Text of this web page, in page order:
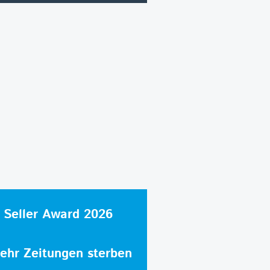
Award 2026
Zeitungen sterben